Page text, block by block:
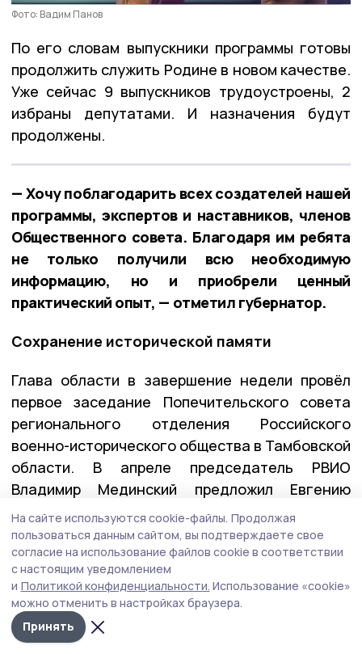
Фото: Вадим Панов
По его словам выпускники программы готовы
продолжить служить Родине в новом качестве.
Уже сейчас 9 выпускников трудоустроены, 2
избраны депутатами. И назначения будут
продолжены.
— Хочу поблагодарить всех создателей нашей
программы, экспертов и наставников, членов
Общественного совета. Благодаря им ребята
не только получили всю необходимую
информацию, но и приобрели ценный
практический опыт, — отметил губернатор.
Сохранение исторической памяти
Глава области в завершение недели провёл
первое заседание Попечительского совета
регионального отделения Российского
военно-исторического общества в Тамбовской
области. В апреле председатель РВИО
Владимир Мединский предложил Евгению
Первышову возглавить этот совет.
— Для меня это большая честь и большая
ответственность. Попечительский совет
будет помогать региональному отделению
РВИО решать важнейшие задачи: сохранять
На сайте используются cookie-файлы. Продолжая
пользоваться данным сайтом, вы подтверждаете свое
согласие на использование файлов cookie в соответствии
с настоящим уведомлением
и Политикой конфиденциальности. Использование «cookie»
можно отменить в настройках браузера.
Принять